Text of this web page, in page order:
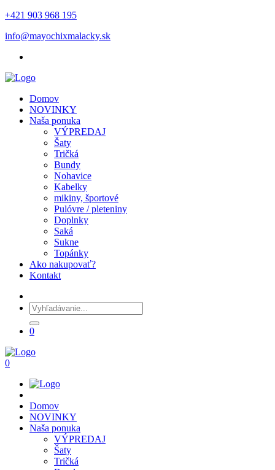
+421 903 968 195
info@mayochixmalacky.sk
Domov
NOVINKY
Naša ponuka
VÝPREDAJ
Šaty
Tričká
Bundy
Nohavice
Kabelky
mikiny, športové
Pulóvre / pleteniny
Doplnky
Saká
Sukne
Topánky
Ako nakupovať?
Kontakt
0
0
Domov
NOVINKY
Naša ponuka
VÝPREDAJ
Šaty
Tričká